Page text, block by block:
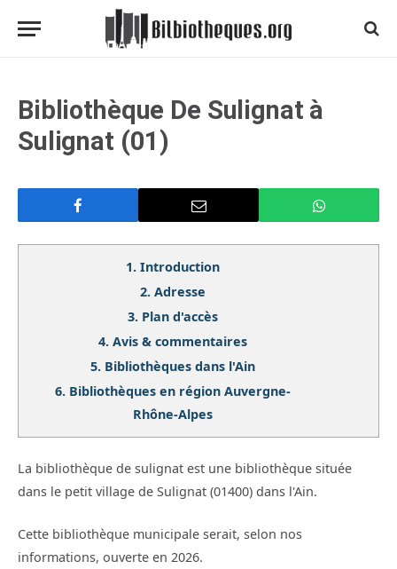
Bibliothèque De Sulignat à
Sulignat (01)
1. Introduction
2. Adresse
3. Plan d'accès
4. Avis & commentaires
5. Bibliothèques dans l'Ain
6. Bibliothèques en région Auvergne-
Rhône-Alpes
La bibliothèque de sulignat est une bibliothèque située
dans le petit village de Sulignat (01400) dans l'Ain.
Cette bibliothèque municipale serait, selon nos
informations, ouverte en 2026.